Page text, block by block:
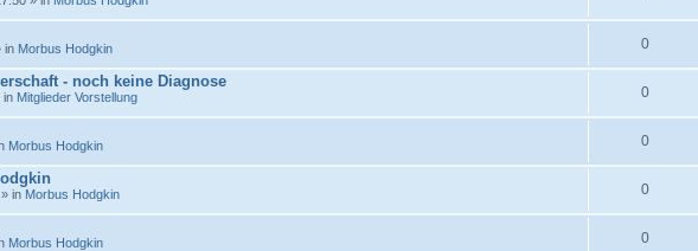
in Morbus Hodgkin 0
- noch keine Diagnose
in Mitglieder Vorstellung 0
Morbus Hodgkin 0
in Morbus Hodgkin 0
Morbus Hodgkin 0